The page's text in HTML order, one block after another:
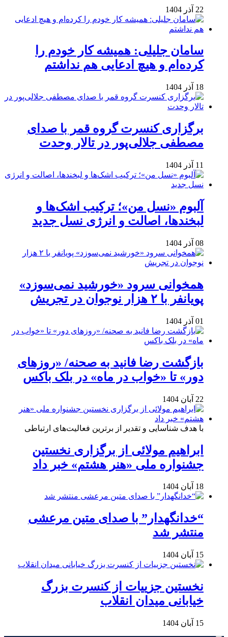
22 آذر 1404
سامان جلیلی: همیشه کار خودم را
کرده‌ام و هیچ ادعایی هم نداشتم
18 آذر 1404
برگزاری کنسرت گروه قمر با صدای
مصطفی جلالی‌پور در تالار وحدت
11 آذر 1404
آلبوم «نسل من»؛ ترکیب اشک‌ها و
لبخندها، اصالت و انرژی نسل جدید
08 آذر 1404
همخوانی سرود «خورشید نمی‌سوزد»
پویانفر با ۲ هزار نوجوان در تجریش
01 آذر 1404
بازگشت رضا فانید به صحنه/ «روزهای
دور» تا «خواب در ماه» در بلک باکس
22 آبان 1404
با هدف شناسایی و تقدیر از برترین فعالیت‌های ارتباطی
ابراهیم مولائی از برگزاری نخستین
جشنواره ملی «هنر هشتم» خبر داد
18 آبان 1404
“خدانگهدار” با صدای متین مرعشی
منتشر شد
15 آبان 1404
نخستین جزییات از کنسرت بزرگ
خیابانی میدان انقلاب
15 آبان 1404